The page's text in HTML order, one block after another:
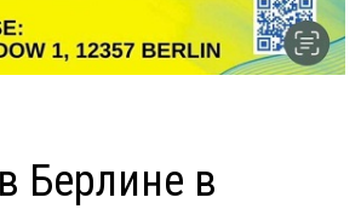
Берлине в